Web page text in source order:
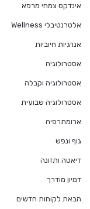
אינדקס צמחי מרפא
אלטרנטיבלי Wellness
אנרגיות חיוביות
אסטרולוגיה
אסטרולוגיה וקבלה
אסטרולוגיה שבועית
ארומתרפיה
גוף ונפש
דיאטה ותזונה
דמיון מודרך
הבאת לקוחות חדשים